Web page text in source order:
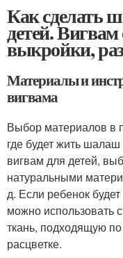
Как сделать
детей.
выкройки,
Материалы и
вигвама
Выбор материалов в
где будет жить
вигвам для детей,
натуральными
д. Если ребенок
можно использовать
ткань, подходящую
расцветке.